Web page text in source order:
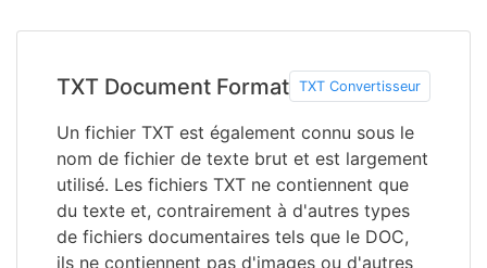
TXT Document Format TXT Convertisseur
Un fichier TXT est également connu sous le
nom de fichier de texte brut et est largement
utilisé. Les fichiers TXT ne contiennent que
du texte et, contrairement à d'autres types
de fichiers documentaires tels que le DOC,
ils ne contiennent pas d'images ou d'autres